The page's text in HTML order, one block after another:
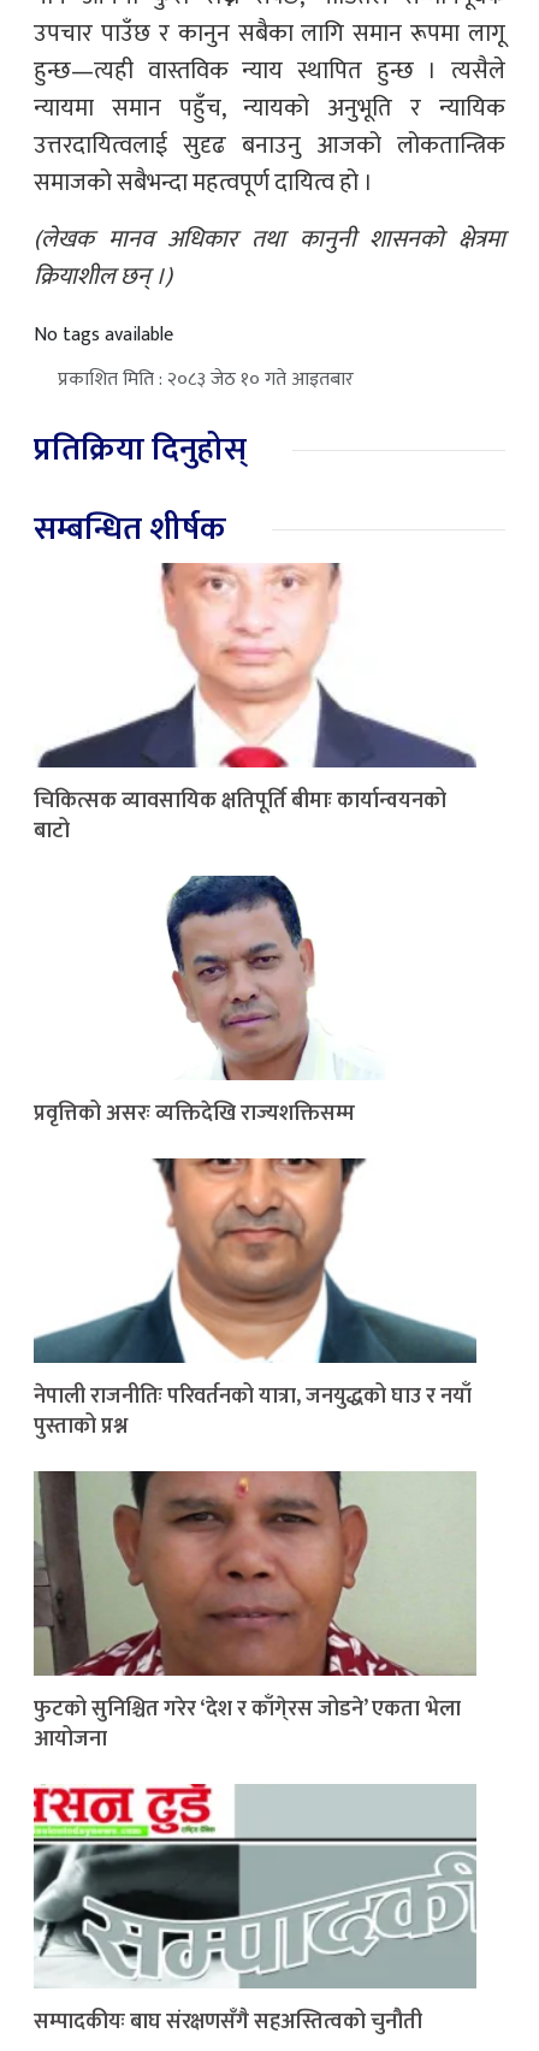
उपचार पाउँछ र कानुन सबैका लागि समान रूपमा लागू
हुन्छ—त्यही वास्तविक न्याय स्थापित हुन्छ । त्यसैले
न्यायमा समान पहुँच, न्यायको अनुभूति र न्यायिक
उत्तरदायित्वलाई सुदृढ बनाउनु आजको लोकतान्त्रिक
समाजको सबैभन्दा महत्वपूर्ण दायित्व हो ।
(लेखक मानव अधिकार तथा कानुनी शासनको क्षेत्रमा
क्रियाशील छन् ।)
No tags available
प्रकाशित मिति : २०८३ जेठ १० गते आइतबार
प्रतिक्रिया दिनुहोस्
सम्बन्धित शीर्षक
चिकित्सक व्यावसायिक क्षतिपूर्ति बीमाः कार्यान्वयनको
बाटो
प्रवृत्तिको असरः व्यक्तिदेखि राज्यशक्तिसम्म
नेपाली राजनीतिः परिवर्तनको यात्रा, जनयुद्धको घाउ र नयाँ
पुस्ताको प्रश्न
फुटको सुनिश्चित गरेर ‘देश र काँगे्रस जोडने’ एकता भेला
आयोजना
सम्पादकीयः बाघ संरक्षणसँगै सहअस्तित्वको चुनौती